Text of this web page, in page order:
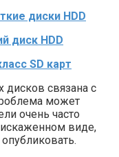
диски HDD
диск HDD
SD карт
дисков связана с
может
очень часто
виде,